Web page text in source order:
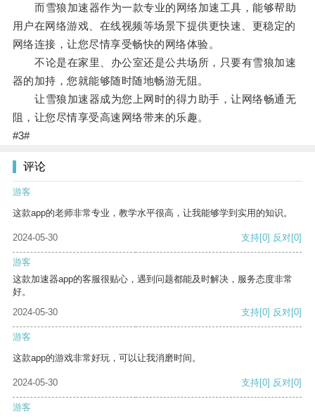
而雪狼加速器作为一款专业的网络加速工具，能够帮助
用户在网络游戏、在线视频等场景下提供更快速、更稳定的
网络连接，让您尽情享受畅快的网络体验。
不论是在家里、办公室还是公共场所，只要有雪狼加速
器的加持，您就能够随时随地畅游无阻。
让雪狼加速器成为您上网时的得力助手，让网络畅通无
阻，让您尽情享受高速网络带来的乐趣。
#3#
评论
游客
这款app的老师非常专业，教学水平很高，让我能够学到实用的知识。
2024-05-30 支持[0] 反对[0]
游客
这款加速器app的客服很贴心，遇到问题都能及时解决，服务态度非常
好。
2024-05-30
支持[0] 反对[0]
游客
这款app的游戏非常好玩，可以让我消磨时间。
2024-05-30 支持[0] 反对[0]
游客